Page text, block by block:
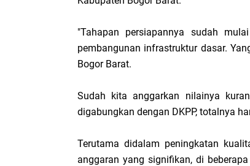
"Tahapan persiapannya sudah
pembangunan infrastruktur dasar.
Bogor Barat.
Sudah kita anggarkan nilainya
digabungkan dengan DKPP, totalnya
Terutama didalam peningkatan
anggaran yang signifikan, di